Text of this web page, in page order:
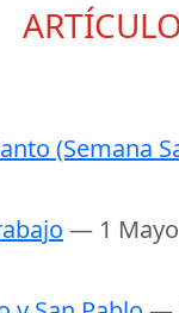
(Semana
— 1 Mayo